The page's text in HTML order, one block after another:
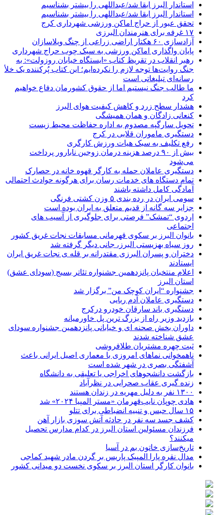
استاندار البرز ابقا شد/عبداللهی را بیشتر بشناسیم
استاندار البرز ابقا شد/عبداللهی را بیشتر بشناسیم
تحقق عبور از حراج اماکن ورزشی شهرداری کرج
۱۷ غرفه برای هنرمندان البرزی
آزادسازی ۶۰ هکتار اراضی زراعی از چنگ ویلاسازان
پایان واگذاری اماکن ورزشی به سبک چوب حراج شهرداری
رهبر انقلاب در تقریظ کتاب «ایستگاه خیابان روزولت»: به
جنگ روایت‌ها توجه لازم را نکرده‌ایم؛ این کتاب پُرکننده‌ یک خلأ
رسانه‌ای تبلیغاتی است
ما طالب جنگ نیستیم اما از حقوق کشورمان دفاع خواهیم
کرد
هشدار سطح زرد و کاهش کیفیت هوای البرز
کنعانی زادگان و همان همیشگی
تحویل سارگپه مصدوم به اداره حفاظت محیط زیست
دستگیری ماموران قلابی در کرج
رفع تکلیف به سبک هیات ورزش کارگری
بیش از ۹۰ درصد هزینه درمان زوجین نابارور پرداخت
می‌شود
دستگیری عاملان حمله به کارگر قهوه خانه در حصارک
تمام دستگاه های خدمات رسان برای هرگونه حوادث احتمالی
آمادگی کامل داشته باشند
سومی ایران در رده بندی ۵ وزن کشتی فرنگی
جزایر سه گانه از قدیم متعلق به ایران بوده است
اردوی “تمشک” فرصتی برای جلوگیری از آسیب های
اجتماعی
بانوان البرز بر سکوی قهرمانی مسابقات نجات غریق کشور
روز سیاه بهزیستی البرز، جانی دیگر گرفته شد
دختران و پسران البرزی مقتدرانه بر قله ی نجات غریق ایران
ایستادند
اعلام منتخبان پانزدهمین جشنواره تئاتر بسیج (سودای عشق)
استان البرز
جشنواره “ایران کوچک من” برگزار شد
دستگیری عاملان آدم ربایی
دستگیری باند سارقان خودرو درکرج
بازدید وزیر راه از بزرگ ترین پل خاورمیانه
داوران بخش صحنه ای و خیابانی پانزدهمین جشنواره سودای
عشق شناخته شدند
ثبت چهره مشتریان طلافروشی
ناهمخوانی نماهای امروزی با معماری اصیل ایرانی باعث
آشفتگی بصری در شهر شده است
بازگشت دانشجوهای اخراجی یا تعلیقی به دانشگاه
زنده گیری عقاب صحرایی در نظرآباد
۱۳۰۰ نفر به دلیل مهریه در زندان هستند
هادی چوپان نایب‌قهرمان «مستر المپیا ۲۰۲۴» شد
۱۵ سال حبس و تنبیه انضباطی برای تتلو
کشف جسد سه نفر در حادثه آتش سوزی بازار آهن
فرزندان مسئولین استان البرز در کدام مدارس تحصیل
میکنند؟
‌تاریخ‌سازی خاتون بم در آسیا
مدال نقره پارا المپیک پاریس بر گردن مادر شهید کماجی
بانوان کارگر استان البرز بر سکوی نخست دو میدانی کشور